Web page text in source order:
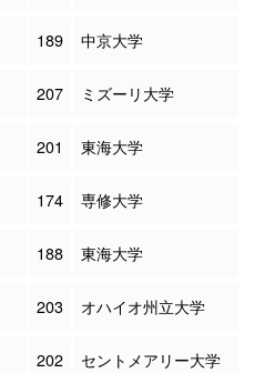
189 中京大学
207 ミズーリ大学
201 東海大学
174 専修大学
188 東海大学
203 オハイオ州立大学
202 セントメアリー大学